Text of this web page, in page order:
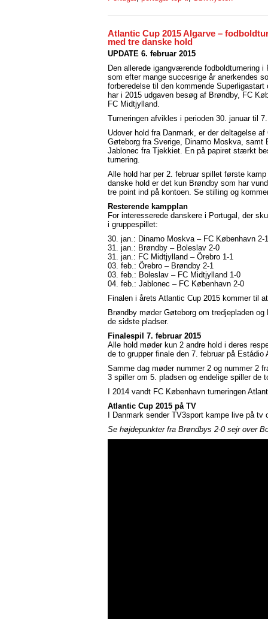
Atlantic Cup 2015 Algarve –
med tre danske hold
UPDATE 6. februar 2015
Den allerede igangværende fodboldturnering i
som efter mange succesrige år anerkendes
forberedelse til den kommende Superligastart
har i 2015 udgaven besøg af Brøndby, FC
FC Midtjylland.
Turneringen afvikles i perioden 30. januar til
Udover hold fra Danmark, er der deltagelse af
Gøteborg fra Sverige, Dinamo Moskva, samt
Jablonec fra Tjekkiet. En på papiret stærkt
turnering.
Alle hold har per 2. februar spillet første
danske hold er det kun Brøndby som har
tre point ind på kontoen. Se stilling og
Resterende kampplan
For interesserede danskere i Portugal, der
i gruppespillet:
30. jan.: Dinamo Moskva – FC København 2-1
31. jan.: Brøndby – Boleslav 2-0
31. jan.: FC Midtjylland – Örebro 1-1
03. feb.: Örebro – Brøndby 2-1
03. feb.: Boleslav – FC Midtjylland 1-0
04. feb.: Jablonec – FC København 2-0
Finalen i årets Atlantic Cup 2015 kommer til
Brøndby møder Gøteborg om tredjepladen
de sidste pladser.
Finalespil 7. februar 2015
Alle hold møder kun 2 andre hold i deres
de to grupper finale den 7. februar på Estádio
Samme dag møder nummer 2 og nummer 2
3 spiller om 5. pladsen og endelige spiller de
I 2014 vandt FC København turneringen
Atlantic Cup 2015 på TV
I Danmark sender TV3sport kampe live på
Se højdepunkter fra Brøndbys 2-0 sejr over